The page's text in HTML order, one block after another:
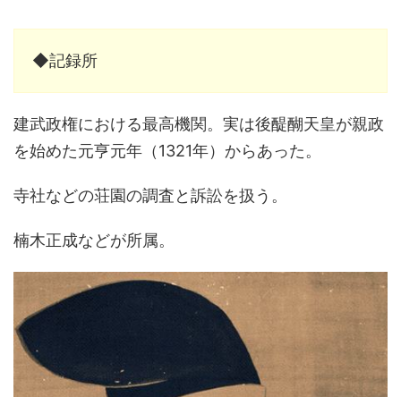
◆記録所
建武政権における最高機関。実は後醍醐天皇が親政
を始めた元亨元年（1321年）からあった。
寺社などの荘園の調査と訴訟を扱う。
楠木正成などが所属。